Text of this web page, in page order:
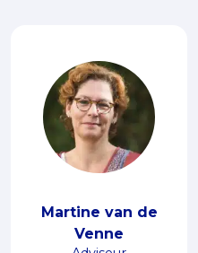
Martine van de
Venne